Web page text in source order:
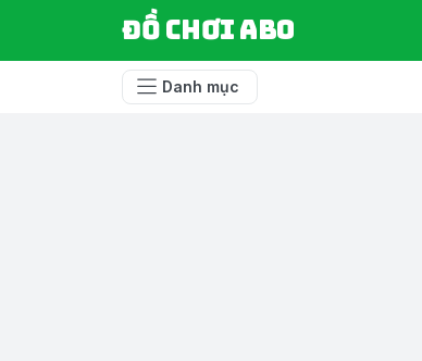
Đồ chơi ABO
Danh mục